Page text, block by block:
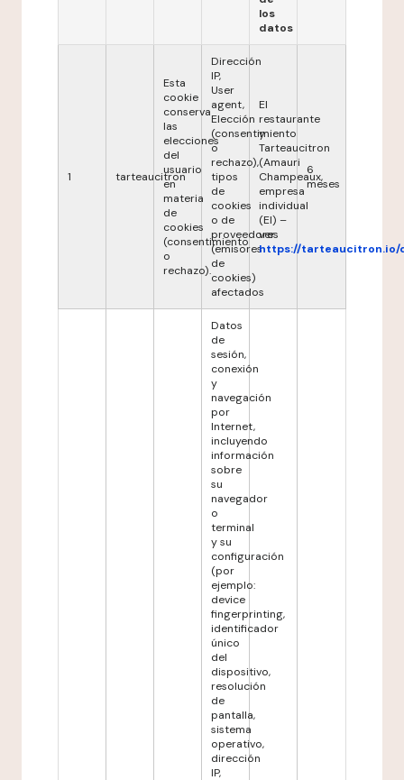
los
datos
1 tarteaucitron
Esta
cookie
conserva
las
elecciones
del
usuario
en
materia
de
cookies
(consentimiento
o
rechazo).
Dirección
IP,
User
agent,
Elección
(consentimiento
o
rechazo),
tipos
de
cookies
o de
proveedores
(emisores
de
cookies)
afectados
El
restaurante
y
Tarteaucitron
(Amauri
Champeaux,
empresa
individual
(EI) –
ver
https://tarteaucitron.io/
6
meses
Datos
de
sesión,
conexión
y
navegación
por
Internet,
incluyendo
información
sobre
su
navegador
o
terminal
y su
configuración
(por
ejemplo:
device
fingerprinting,
identificador
único
del
dispositivo,
resolución
de
pantalla,
sistema
operativo,
dirección
IP,